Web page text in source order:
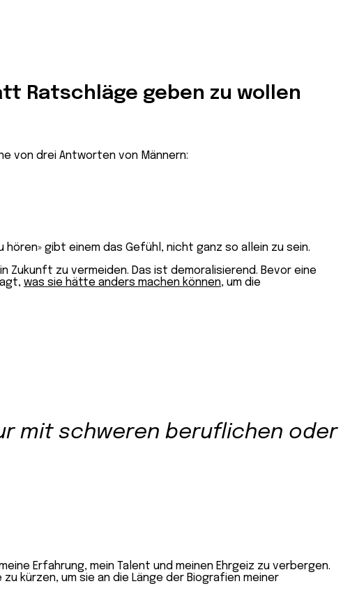
Ratschläge geben zu wollen
von drei Antworten von Männern:
gibt einem das Gefühl, nicht ganz so allein zu sein.
Zukunft zu vermeiden. Das ist demoralisierend. Bevor eine
was sie hätte anders machen können, um die
mit schweren beruflichen oder
Erfahrung, mein Talent und meinen Ehrgeiz zu verbergen.
kürzen, um sie an die Länge der Biografien meiner